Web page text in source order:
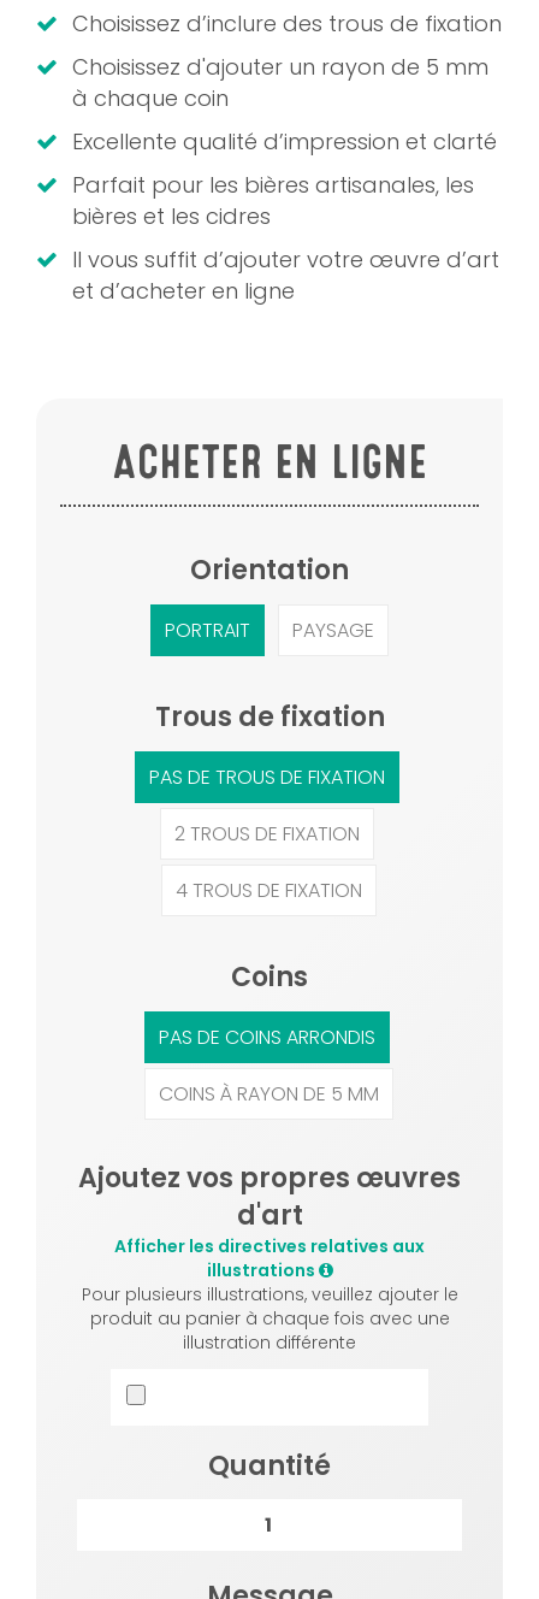
Choisissez d’inclure des trous de fixation
Choisissez d'ajouter un rayon de 5 mm
à chaque coin
Excellente qualité d’impression et clarté
Parfait pour les bières artisanales, les
bières et les cidres
Il vous suffit d’ajouter votre œuvre d’art
et d’acheter en ligne
ACHETER EN LIGNE
Orientation
PORTRAIT PAYSAGE
Trous de fixation
PAS DE TROUS DE FIXATION
2 TROUS DE FIXATION
4 TROUS DE FIXATION
Coins
PAS DE COINS ARRONDIS
COINS À RAYON DE 5 MM
Ajoutez vos propres œuvres
d'art
Afficher les directives relatives aux
illustrations
Pour plusieurs illustrations, veuillez ajouter le
produit au panier à chaque fois avec une
illustration différente
Quantité